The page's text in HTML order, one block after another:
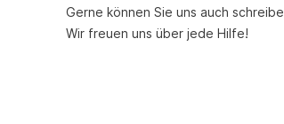
Gerne können Sie uns auch
Wir freuen uns über jede Hilfe!